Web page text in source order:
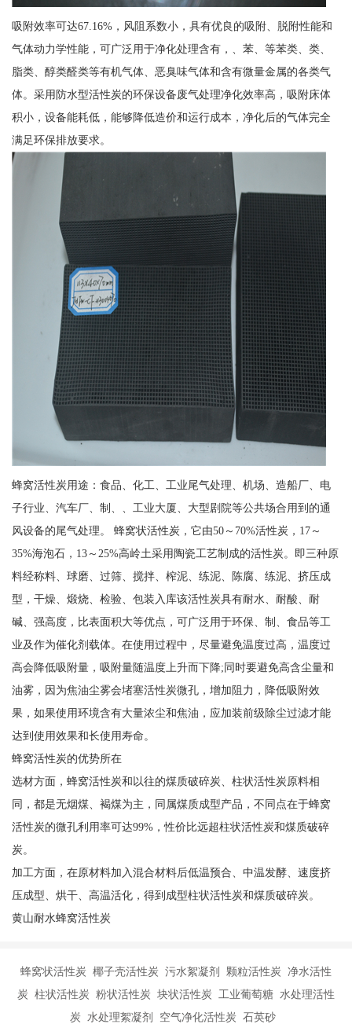
吸附效率可达67.16%，风阻系数小，具有优良的吸附、脱附性能和
气体动力学性能，可广泛用于净化处理含有，、苯、等苯类、类、
脂类、醇类醛类等有机气体、恶臭味气体和含有微量金属的各类气
体。采用防水型活性炭的环保设备废气处理净化效率高，吸附床体
积小，设备能耗低，能够降低造价和运行成本，净化后的气体完全
满足环保排放要求。
蜂窝活性炭用途：食品、化工、工业尾气处理、机场、造船厂、电
子行业、汽车厂、制、、工业大厦、大型剧院等公共场合用到的通
风设备的尾气处理。 蜂窝状活性炭，它由50～70%活性炭，17～
35%海泡石，13～25%高岭土采用陶瓷工艺制成的活性炭。即三种原
料经称料、球磨、过筛、搅拌、榨泥、练泥、陈腐、练泥、挤压成
型，干燥、煅烧、检验、包装入库该活性炭具有耐水、耐酸、耐
碱、强高度，比表面积大等优点，可广泛用于环保、制、食品等工
业及作为催化剂载体。在使用过程中，尽量避免温度过高，温度过
高会降低吸附量，吸附量随温度上升而下降;同时要避免高含尘量和
油雾，因为焦油尘雾会堵塞活性炭微孔，增加阻力，降低吸附效
果，如果使用环境含有大量浓尘和焦油，应加装前级除尘过滤才能
达到使用效果和长使用寿命。
蜂窝活性炭的优势所在
选材方面，蜂窝活性炭和以往的煤质破碎炭、柱状活性炭原料相
同，都是无烟煤、褐煤为主，同属煤质成型产品，不同点在于蜂窝
活性炭的微孔利用率可达99%，性价比远超柱状活性炭和煤质破碎
炭。
加工方面，在原材料加入混合材料后低温预合、中温发酵、速度挤
压成型、烘干、高温活化，得到成型柱状活性炭和煤质破碎炭。
黄山耐水蜂窝活性炭
蜂窝状活性炭 椰子壳活性炭 污水絮凝剂 颗粒活性炭 净水活性
炭 柱状活性炭 粉状活性炭 块状活性炭 工业葡萄糖 水处理活性
炭 水处理絮凝剂 空气净化活性炭 石英砂